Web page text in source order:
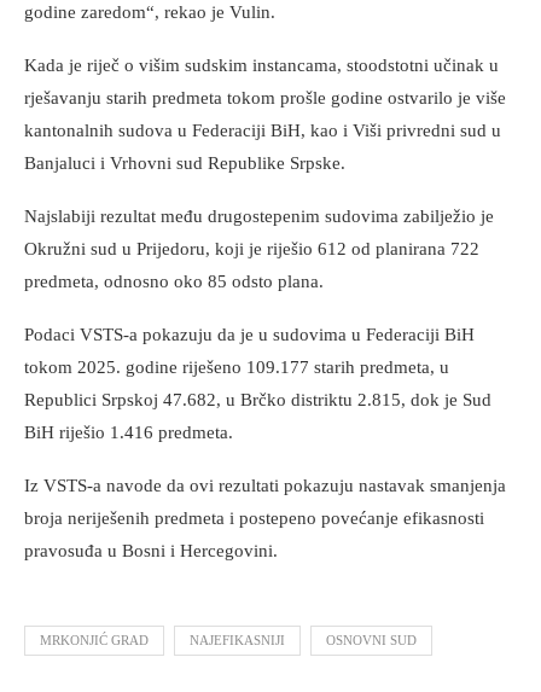
godine zaredom“, rekao je Vulin.
Kada je riječ o višim sudskim instancama, stoodstotni učinak u
rješavanju starih predmeta tokom prošle godine ostvarilo je više
kantonalnih sudova u Federaciji BiH, kao i Viši privredni sud u
Banjaluci i Vrhovni sud Republike Srpske.
Najslabiji rezultat među drugostepenim sudovima zabilježio je
Okružni sud u Prijedoru, koji je riješio 612 od planirana 722
predmeta, odnosno oko 85 odsto plana.
Podaci VSTS-a pokazuju da je u sudovima u Federaciji BiH
tokom 2025. godine riješeno 109.177 starih predmeta, u
Republici Srpskoj 47.682, u Brčko distriktu 2.815, dok je Sud
BiH riješio 1.416 predmeta.
Iz VSTS-a navode da ovi rezultati pokazuju nastavak smanjenja
broja neriješenih predmeta i postepeno povećanje efikasnosti
pravosuđa u Bosni i Hercegovini.
MRKONJIĆ GRAD NAJEFIKASNIJI OSNOVNI SUD